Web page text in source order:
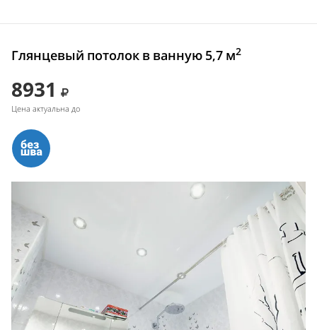
Глянцевый потолок в ванную 5,7 м2
8931
Цена актуальна до